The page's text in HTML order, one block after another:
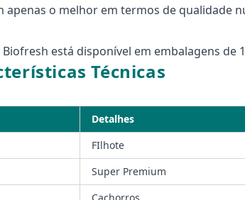
o melhor em termos de qualidade
está disponível em embalagens de
Técnicas
Detalhes
FIlhote
Super Premium